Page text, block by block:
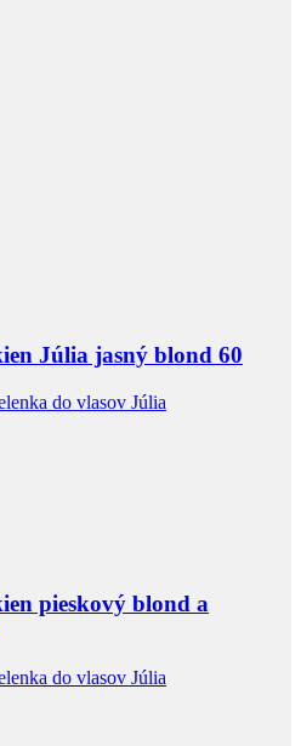
Júlia jasný blond 60
do vlasov Júlia
pieskový blond a
do vlasov Júlia